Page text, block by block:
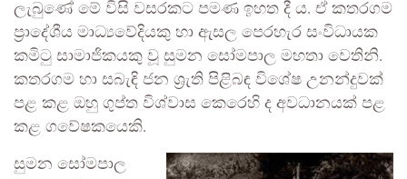
ලැබුණේ මේ විසි වසරකට පමණ ඉහත දී ය. ඒ කතරගම
ප්‍රාදේශීය මාධ්‍යවේදියකු හා ඇසල පෙරහැර සංවිධායක
කමිටු සාමාජිකයකු වූ සුමන සෝමපාල මහතා වෙතිනි.
කතරගම හා සබැඳි ජන ශ්‍රැති පිළිබඳ විශේෂ උනන්දුවක්
පළ කළ ඔහු ගුප්ත විශ්වාස කෙරෙහි ද අවධානයක් පළ
කළ ගවේෂකයෙකි.
සුමන සෝමපාල